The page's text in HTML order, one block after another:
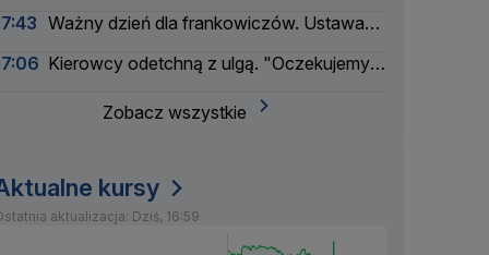
Ważny dzień dla frankowiczów. Ustawa
Kierowcy odetchną z ulgą. "Oczekujemy
Zobacz wszystkie
kursy
aktualizacja: Dziś, 16:59